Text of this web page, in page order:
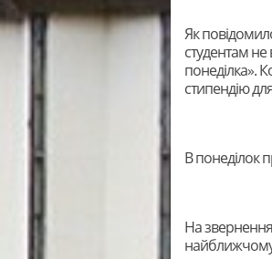
Як
студентам
понеділка».
стипендію
В понеділок
На
найближчому